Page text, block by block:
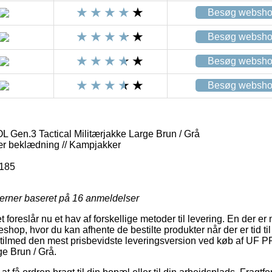
Besøg
Besøg
Besøg
Besøg
Gen.3 Tactical Militærjakke Large Brun / Grå
beklædning // Kampjakker
baseret på 16 anmeldelser
foreslår nu et hav af forskellige metoder til levering. En der
hvor du kan afhente de bestilte produkter når der er tid
den mest prisbevidste leveringsversion ved køb af UF
Brun / Grå.